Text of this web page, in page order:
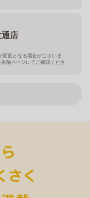
店
更となる場合がございま
舗ページにてご確認くださ